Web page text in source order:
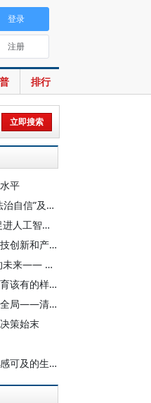
排行
登录
注册
平
周佑勇：作为标识性概念的“法治自信”及其时代意蕴
郝政 陈阵：依托高价值场景促进人工智能高质量数据集建设
张新宁：以场景为牵引推动科技创新和产业创新深度融合
韩梁 朱瑞卿：东方之约，相约未来—— 中国元首外交的世界情怀与大国气派
关铭闻：点赞！这正是中国体育该有的样子
毕鲁瑶：治河之道，必当审其全局——清代靳辅的治水理念与实践
策始末
刘文纪：增强不可移动文物可感可及的生命力